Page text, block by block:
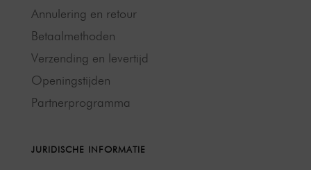
Annulering en retour
Betaalmethoden
Verzending en levertijd
Openingstijden
Partnerprogramma
JURIDISCHE INFORMATIE